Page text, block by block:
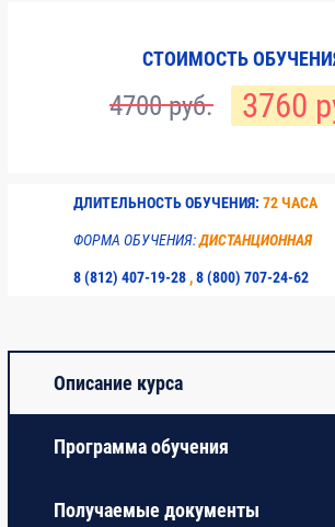
СТОИМОСТЬ
4700 руб. 3760
ДЛИТЕЛЬНОСТЬ ОБУЧЕНИЯ: 72 ЧАСА
ФОРМА ОБУЧЕНИЯ:ДИСТАНЦИОННАЯ
8 (812) 407-19-28 ,8 (800) 707-24-62
Описание курса
Программа обучения
Получаемые документы
Работы по подготовке